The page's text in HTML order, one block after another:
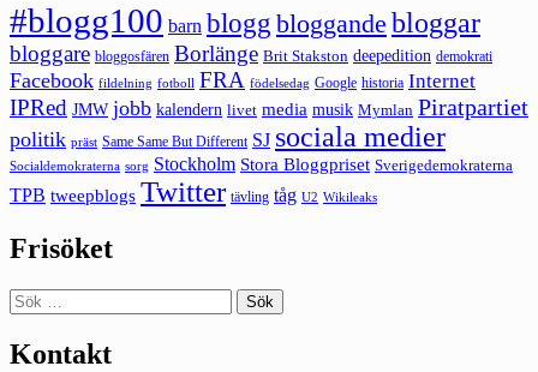
#blogg100 barn blogg bloggande bloggar
bloggare bloggosfären Borlänge Brit Stakston deepedition demokrati
Facebook fildelning fotboll FRA födelsedag Google historia Internet
IPRed JMW jobb kalendern livet media musik Mymlan Piratpartiet
politik präst Same Same But Different SJ sociala medier
Socialdemokraterna sorg Stockholm Stora Bloggpriset Sverigedemokraterna
TPB tweepblogs Twitter tävling tåg U2 Wikileaks
Frisöket
Sök
efter:
Kontakt